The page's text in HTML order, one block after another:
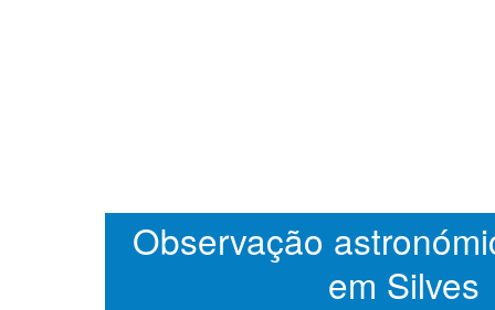
Observação
em Silves